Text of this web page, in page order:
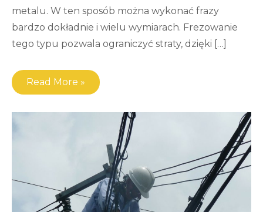
metalu. W ten sposób można wykonać frazy
bardzo dokładnie i wielu wymiarach. Frezowanie
tego typu pozwala ograniczyć straty, dzięki […]
Read More »